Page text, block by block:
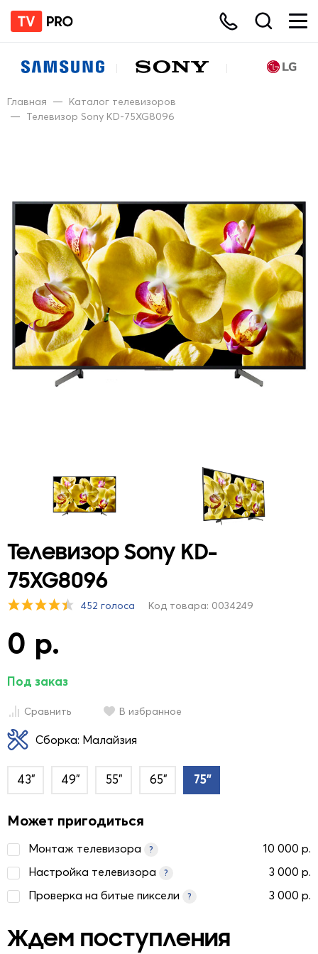
Главная — Каталог телевизоров
— Телевизор Sony KD-75XG8096
Телевизор Sony KD-
75XG8096
452 голоса Код товара: 0034249
0 р.
Под заказ
Сравнить В избранное
Сборка: Малайзия
43" 49" 55" 65" 75"
Может пригодиться
Монтаж телевизора ?
10 000 р.
Настройка телевизора
?
3 000 р.
Проверка на битые пиксели
? 3 000 р.
Ждем поступления